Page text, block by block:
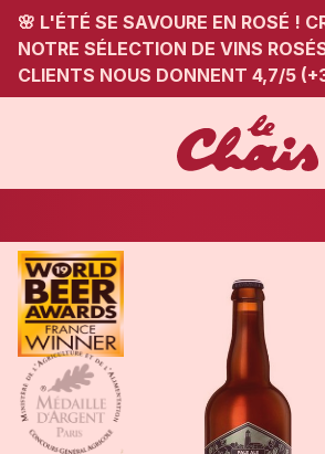
🌸 L'ÉTÉ SE SAVOURE EN ROSÉ !
NOTRE SÉLECTION DE VINS
CLIENTS NOUS DONNENT 4,7/5